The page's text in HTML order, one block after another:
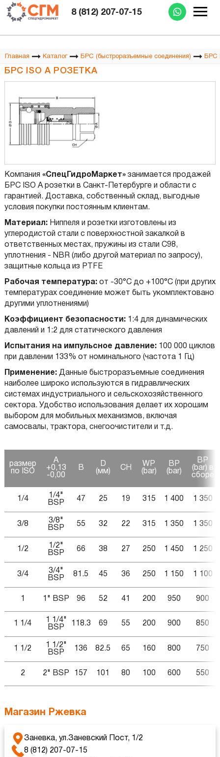
8 (812) 207-07-15
Изготовление РВД при Вас за 15 минут
Главная Каталог БРС (быстроразъемные соединения) БРС
БРС ISO A РОЗЕТКА
Компания «СпецГидроМаркет»занимается продажей
БРС ISO A розетки в Санкт-Петербурге и области с
гарантией. Доставка, собственный склад, выгодные
условия покупки постоянным клиентам.
Материал:Ниппеля и розетки изготовлены из
углеродистой стали с поверхностной закалкой в
ответственных местах, пружины из стали C98,
уплотнения - NBR (либо другой материал по запросу),
защитные кольца из PTFE
Рабочая температура:от -30°С до +100°С (при других
температурах соединение может быть укомплектовано
другими уплотнениями)
Коэффициент безопасности:1:4 для динамических
давлений и 1:2 для статического давления
Испытания на импульсное давление:100 000 циклов
при давлении 133% от номинального (частота 1 Гц)
Применение:Данные быстроразъемные соединения
наиболее широко используются в гидравлических
системах индустриального и сельскохозяйственного
сектора. Удобство использования делает их хорошим
выбором для мобильных механизмов, включая
самосвалы, трактора, снегоочистители и т.д.
размер
по ISO
A
+0,13
-0,00
B
D
(мм)
CH
WP
(bar)
BP
(bar)
BP
(bar) в
сборе
1/4
1/4"
BSP
47 25 19 315 1 400 1 350
3/8
3/8"
BSP
55 32 22 315 1 350 1 350
1/2
1/2"
BSP
66 38 27 250 1 450 1 250
3/4
3/4"
BSP
81.5 45 36 250 1 150 1 100
1 1" BSP 96 52 41 200 950 900
1 1/4
1 1/4"
BSP
118.3 69 55 200 900 850
1 1/2
1 1/2"
BSP
136 82.5 65 160 800 750
2 2" BSP 157 101 80 100 600 550
Магазин Ржевка
Заневка, ул.Заневский Пост, 1/2
8 (812) 207-07-15